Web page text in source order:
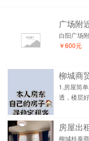
广场附
白阳广场
￥600元
柳城商
1.房屋简
透，楼层
房屋出
柳城桂泰